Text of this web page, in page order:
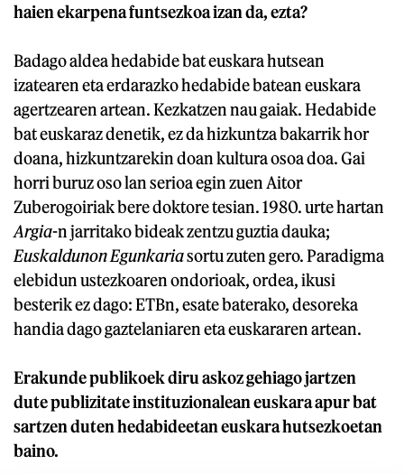
haien ekarpena funtsezkoa izan da, ezta?
Badago aldea hedabide bat euskara hutsean
izatearen eta erdarazko hedabide batean euskara
agertzearen artean. Kezkatzen nau gaiak. Hedabide
bat euskaraz denetik, ez da hizkuntza bakarrik hor
doana, hizkuntzarekin doan kultura osoa doa. Gai
horri buruz oso lan serioa egin zuen Aitor
Zuberogoiriak bere doktore tesian. 1980. urte hartan
Argia-n jarritako bideak zentzu guztia dauka;
Euskaldunon Egunkariasortu zuten gero. Paradigma
elebidun ustezkoaren ondorioak, ordea, ikusi
besterik ez dago: ETBn, esate baterako, desoreka
handia dago gaztelaniaren eta euskararen artean.
Erakunde publikoek diru askoz gehiago jartzen
dute publizitate instituzionalean euskara apur bat
sartzen duten hedabideetan euskara hutsezkoetan
baino.